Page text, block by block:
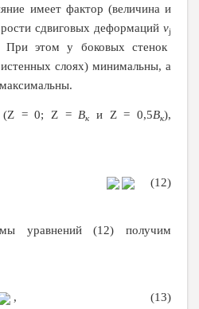
имеет фактор (величина и
сдвиговых деформаций vj
При этом у боковых стенок
слоях) минимальны, а
(Z = 0; Z =Bк и Z= 0,5Bк),
(12)
уравнений (12) получим
, (13)